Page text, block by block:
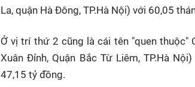
La, quận Hà Đông, TP.Hà Nội) với 60,05
Ở vị trí thứ 2 cũng là cái tên "quen thuộc"
Xuân Đỉnh, Quận Bắc Từ Liêm, TP.Hà
47,15 tỷ đồng.